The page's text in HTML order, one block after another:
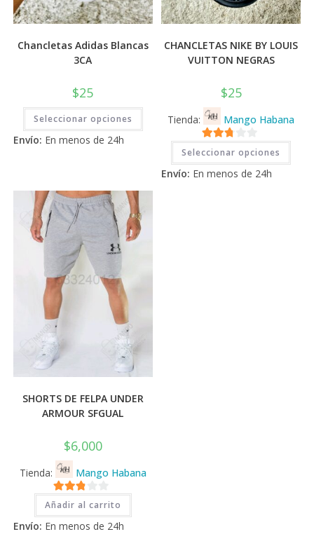
Chancletas Adidas Blancas
3CA
$25
Seleccionar opciones
Este
producto
tiene
múltiples
variantes.
opciones
pueden
la
Envío: En menos de 24h
CHANCLETAS NIKE BY LOUIS
VUITTON NEGRAS
$25
Tienda: Mango Habana
2.71
de 5
Seleccionar opciones
Este
tiene
Envío: En menos de 24h
SHORTS DE FELPA UNDER
ARMOUR SFGUAL
$6,000
Tienda: Mango Habana
2.71
de 5
Añadir al carrito
Envío: En menos de 24h